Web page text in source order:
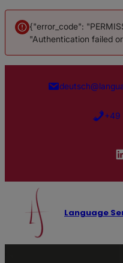
{"error_code":
"Authentication failed
+49
LinkedIn
Language